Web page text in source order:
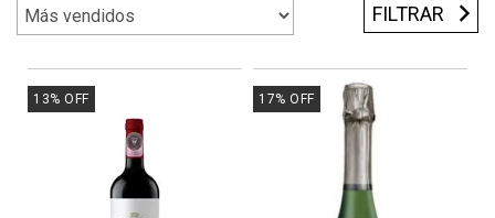
FILTRAR
13% OFF 17% OFF